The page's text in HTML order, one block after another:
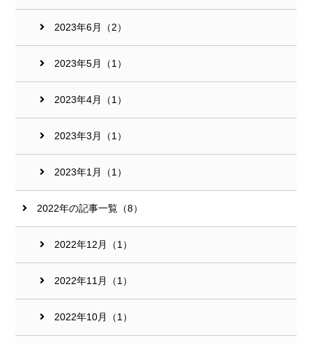
2023年6月（2）
2023年5月（1）
2023年4月（1）
2023年3月（1）
2023年1月（1）
2022年の記事一覧（8）
2022年12月（1）
2022年11月（1）
2022年10月（1）